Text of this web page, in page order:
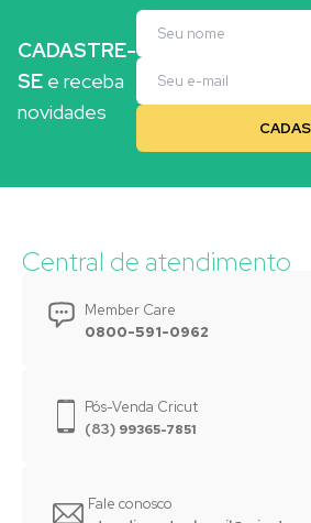
CADASTRE-
SE e receba
novidades
Central de atendimento
Member Care
0800-591-0962
Pós-Venda Cricut
(83) 99365-7851
Fale conosco